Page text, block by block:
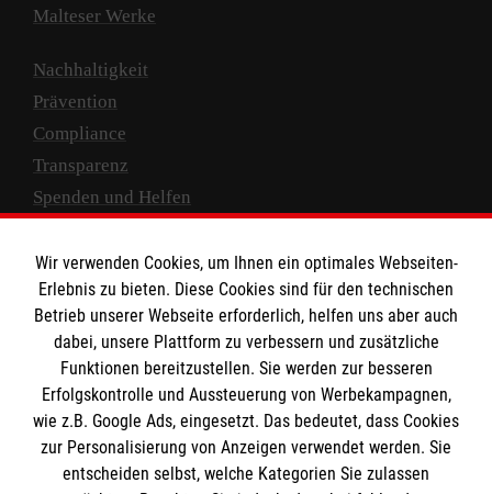
Malteser Werke
Nachhaltigkeit
Prävention
Compliance
Transparenz
Spenden und Helfen
Empfänger: Malteser Hilfsdienst e.V.
IBAN: DE10 3706 0120 1201 2000 12
BIC: GENODED 1PA7
Wir verwenden Cookies, um Ihnen ein optimales Webseiten-
Erlebnis zu bieten. Diese Cookies sind für den technischen
Betrieb unserer Webseite erforderlich, helfen uns aber auch
dabei, unsere Plattform zu verbessern und zusätzliche
Funktionen bereitzustellen. Sie werden zur besseren
Erfolgskontrolle und Aussteuerung von Werbekampagnen,
wie z.B. Google Ads, eingesetzt. Das bedeutet, dass Cookies
zur Personalisierung von Anzeigen verwendet werden. Sie
entscheiden selbst, welche Kategorien Sie zulassen